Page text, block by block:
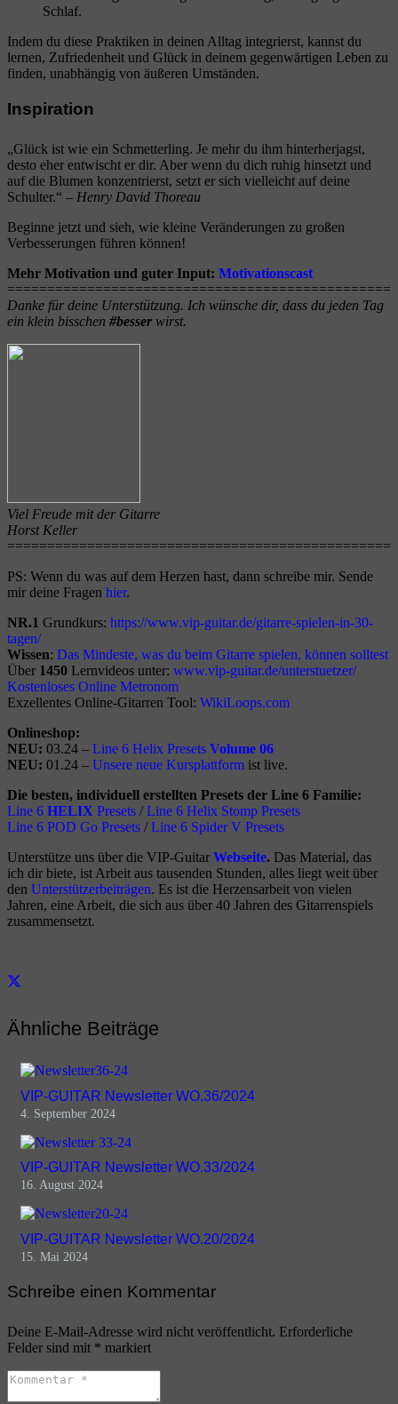
Schlaf.
Indem du diese Praktiken in deinen Alltag integrierst, kannst du
lernen, Zufriedenheit und Glück in deinem gegenwärtigen Leben zu
finden, unabhängig von äußeren Umständen.
Inspiration
„Glück ist wie ein Schmetterling. Je mehr du ihm hinterherjagst,
desto eher entwischt er dir. Aber wenn du dich ruhig hinsetzt und
auf die Blumen konzentrierst, setzt er sich vielleicht auf deine
Schulter.“ – Henry David Thoreau
Beginne jetzt und sieh, wie kleine Veränderungen zu großen
Verbesserungen führen können!
Mehr Motivation und guter Input: Motivationscast
============================
Danke für deine Unterstützung. Ich wünsche dir, dass du jeden Tag
ein klein bisschen #besser wirst.
Viel Freude mit der Gitarre
Horst Keller
PS: Wenn du was auf dem Herzen hast, dann schreibe mir. Sende
mir deine Fragen hier.
NR.1 Grundkurs: https://www.vip-guitar.de/gitarre-spielen-in-30-
tagen/
Wissen: Das Mindeste, was du beim Gitarre spielen, können solltest
Über 1450 Lernvideos unter: www.vip-guitar.de/unterstuetzer/
Kostenloses Online Metronom
Exzellentes Online-Gitarren Tool: WikiLoops.com
Onlineshop:
NEU: 03.24 – Line 6 Helix Presets Volume 06
NEU: 01.24 – Unsere neue Kursplattform ist live.
Die besten, individuell erstellten Presets der Line 6 Familie:
Line 6 HELIX Presets /Line 6 Helix Stomp Presets
Line 6 POD Go Presets /Line 6 Spider V Presets
Unterstütze uns über die VIP-Guitar Webseite. Das Material, das
ich dir biete, ist Arbeit aus tausenden Stunden, alles liegt weit über
den Unterstützerbeiträgen. Es ist die Herzensarbeit von vielen
Jahren, eine Arbeit, die sich aus über 40 Jahren des Gitarrenspiels
zusammensetzt.
Ähnliche Beiträge
VIP-GUITAR Newsletter WO.36/2024
4. September 2024
VIP-GUITAR Newsletter WO.33/2024
16. August 2024
VIP-GUITAR Newsletter WO.20/2024
15. Mai 2024
Schreibe einen Kommentar
Deine E-Mail-Adresse wird nicht veröffentlicht. Erforderliche
Felder sind mit * markiert